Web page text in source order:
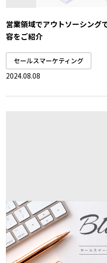
営業領域でアウトソーシング
容をご紹介
セールスマーケティング
2024.08.08